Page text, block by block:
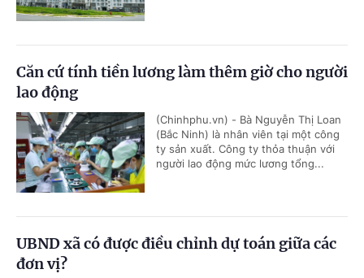
Căn cứ tính tiền lương làm thêm giờ cho người
lao động
(Chinhphu.vn) - Bà Nguyễn Thị Loan
(Bắc Ninh) là nhân viên tại một công
ty sản xuất. Công ty thỏa thuận với
người lao động mức lương tổng...
UBND xã có được điều chỉnh dự toán giữa các
đơn vị?